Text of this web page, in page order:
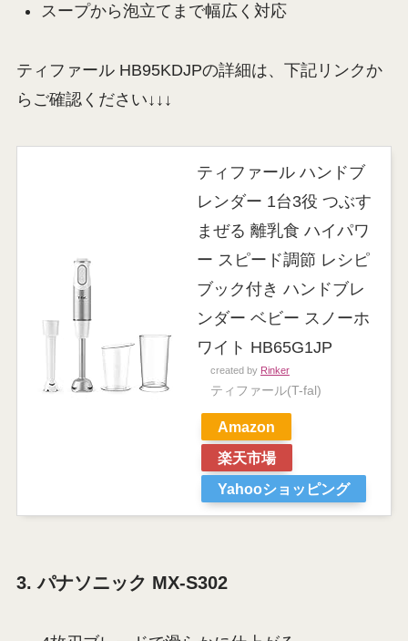
スープから泡立てまで幅広く対応
ティファール HB95KDJPの詳細は、下記リンクか
らご確認ください↓↓↓
ティファール ハンドブ
レンダー 1台3役 つぶす
まぜる 離乳食 ハイパワ
ー スピード調節 レシピ
ブック付き ハンドブレ
ンダー ベビー スノーホ
ワイト HB65G1JP
created by Rinker
ティファール(T-fal)
Amazon
楽天市場
Yahooショッピング
3. パナソニック MX-S302